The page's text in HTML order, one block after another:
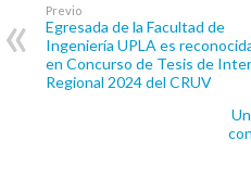
Previo
Egresada de la Facultad de
Ingeniería UPLA es
en Concurso de Tesis de
Regional 2024 del CRUV